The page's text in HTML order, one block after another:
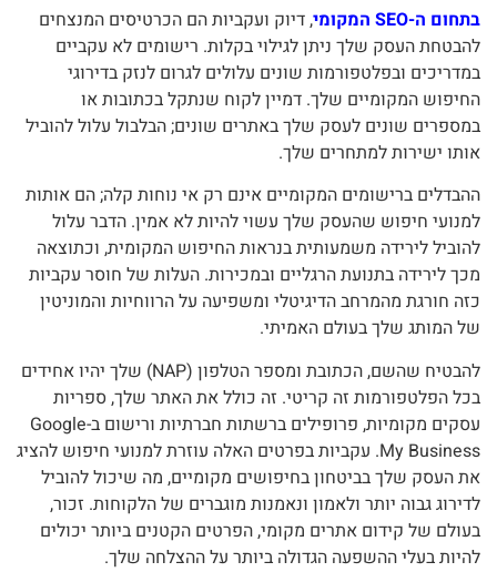
בתחום ה-SEO המקומי
, דיוק ועקביות הם הכרטיסים המנצחים
להבטחת העסק שלך ניתן לגילוי בקלות. רישומים לא עקביים
במדריכים ובפלטפורמות שונים עלולים לגרום לנזק בדירוגי
החיפוש המקומיים שלך. דמיין לקוח שנתקל בכתובות או
במספרים שונים לעסק שלך באתרים שונים; הבלבול עלול להוביל
אותו ישירות למתחרים שלך.
ההבדלים ברישומים המקומיים אינם רק אי נוחות קלה; הם אותות
למנועי חיפוש שהעסק שלך עשוי להיות לא אמין. הדבר עלול
להוביל לירידה משמעותית בנראות החיפוש המקומית, וכתוצאה
מכך לירידה בתנועת הרגליים ובמכירות. העלות של חוסר עקביות
כזה חורגת מהמרחב הדיגיטלי ומשפיעה על הרווחיות והמוניטין
של המותג שלך בעולם האמיתי.
להבטיח שהשם, הכתובת ומספר הטלפון (NAP) שלך יהיו אחידים
בכל הפלטפורמות זה קריטי. זה כולל את האתר שלך, ספריות
עסקים מקומיות, פרופילים ברשתות חברתיות ורישום ב-Google
My Business. עקביות בפרטים האלה עוזרת למנועי חיפוש להציג
את העסק שלך בביטחון בחיפושים מקומיים, מה שיכול להוביל
לדירוג גבוה יותר ולאמון ונאמנות מוגברים של הלקוחות. זכור,
בעולם של קידום אתרים מקומי, הפרטים הקטנים ביותר יכולים
להיות בעלי ההשפעה הגדולה ביותר על ההצלחה שלך.